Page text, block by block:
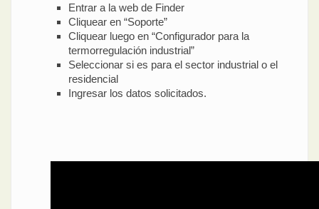
Entrar a la web de Finder
Cliquear en “Soporte”
Cliquear luego en “Configurador para la
termorregulación industrial”
Seleccionar si es para el sector industrial o el
residencial
Ingresar los datos solicitados.